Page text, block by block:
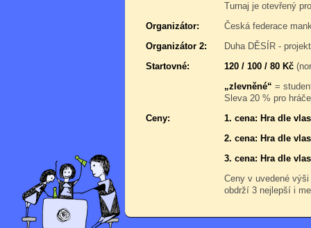
Turnaj je otevřený
Organizátor:
Česká federace
Organizátor 2:
Duha DĚSÍR -
Startovné:
120 / 100 / 80 Kč
„zlevněné“ =
Sleva 20 % pro
Ceny:
1. cena: Hra dle
2. cena: Hra dle
3. cena: Hra dle
Ceny v uvedené
obdrží 3 nejlepší i